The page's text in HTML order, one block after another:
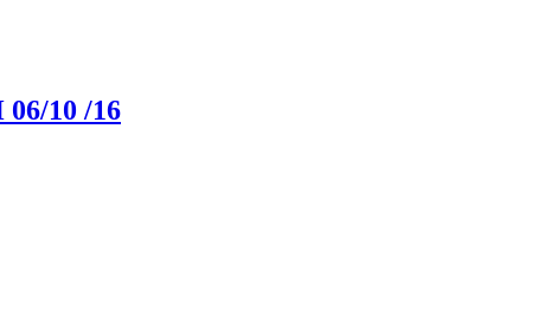
06/10 /16